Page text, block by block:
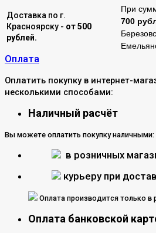
Доставка по г.
Красноярску - от 500
рублей.
При
700
Оплата
Оплатить покупку в интернет-
несколькими способами:
Наличный расчёт
Вы можете оплатить покупку наличными:
в розничных
курьеру при
Оплата производится только в
Оплата банковской